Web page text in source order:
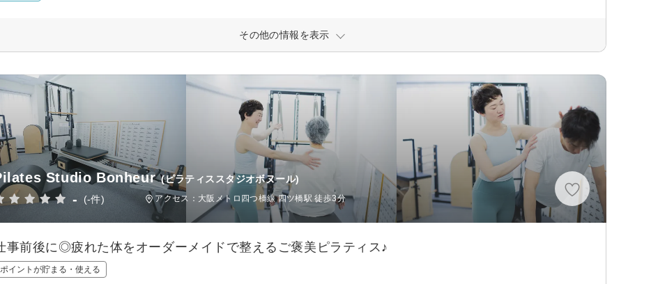
その他の情報を表示
Studio Bonheur (ピラティススタジオボヌール)
- (-件) アクセス：大阪メトロ四つ橋線 四ツ橋駅 徒歩3分
事前後に◎疲れた体をオーダーメイドで整えるご褒美ピラティス♪
ポイントが貯まる・使える